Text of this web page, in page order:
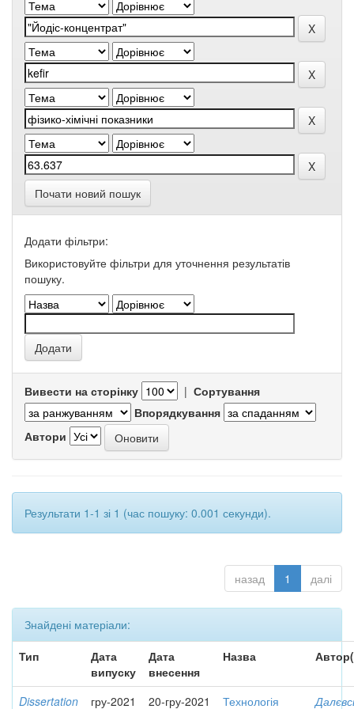
Почати новий пошук
Додати фільтри:
Використовуйте фільтри для уточнення результатів
пошуку.
Вивести на сторінку | Сортування
Впорядкування
Автори
Результати 1-1 зі 1 (час пошуку: 0.001 секунди).
назад 1 далі
Знайдені матеріали:
Тип
Дата
випуску
Дата
внесення
Назва
Dissertation гру-2021 20-гру-2021 Технологія